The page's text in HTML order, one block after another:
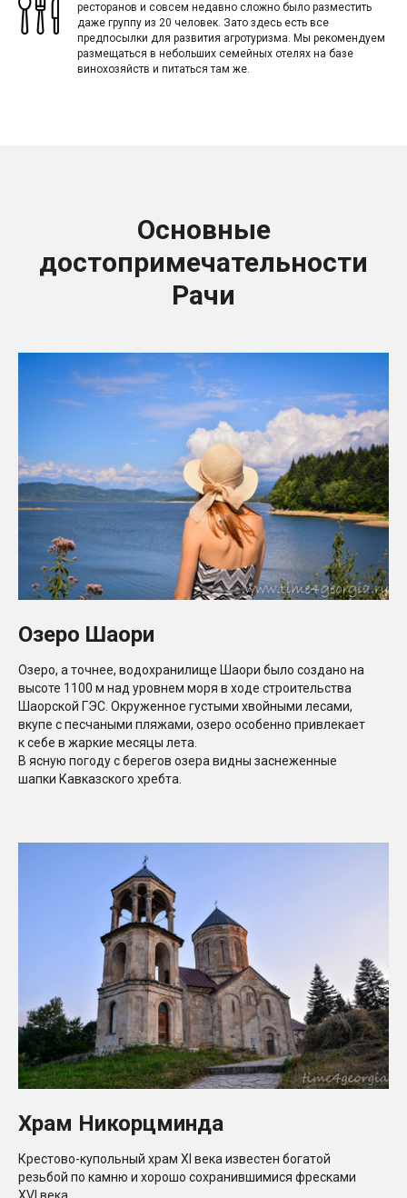
ресторанов и совсем недавно сложно было разместить
даже группу из 20 человек. Зато здесь есть все
предпосылки для развития агротуризма. Мы рекомендуем
размещаться в небольших семейных отелях на базе
винохозяйств и питаться там же.
Основные
достопримечательности
Рачи
Озеро Шаори
Озеро, а точнее, водохранилище Шаори было создано на
высоте 1100 м над уровнем моря в ходе строительства
Шаорской ГЭС. Окруженное густыми хвойными лесами,
вкупе с песчаными пляжами, озеро особенно привлекает
к себе в жаркие месяцы лета.
В ясную погоду с берегов озера видны заснеженные
шапки Кавказского хребта.
Храм Никорцминда
Крестово-купольный храм XI века известен богатой
резьбой по камню и хорошо сохранившимися фресками